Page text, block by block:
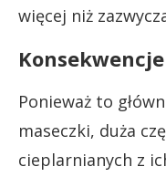
więcej niż
Ponieważ to
maseczki, duża
cieplarnianych z